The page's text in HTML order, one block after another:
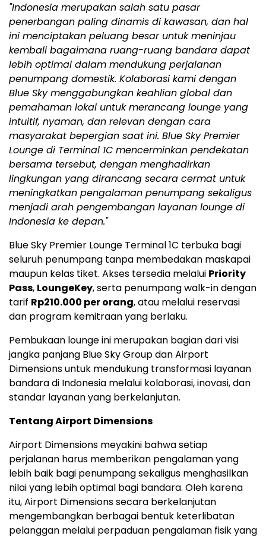
"Indonesia merupakan salah satu pasar
penerbangan paling dinamis di kawasan, dan hal
ini menciptakan peluang besar untuk meninjau
kembali bagaimana ruang-ruang bandara dapat
lebih optimal dalam mendukung perjalanan
penumpang domestik. Kolaborasi kami dengan
Blue Sky menggabungkan keahlian global dan
pemahaman lokal untuk merancang lounge yang
intuitif, nyaman, dan relevan dengan cara
masyarakat bepergian saat ini. Blue Sky Premier
Lounge di Terminal 1C mencerminkan pendekatan
bersama tersebut, dengan menghadirkan
lingkungan yang dirancang secara cermat untuk
meningkatkan pengalaman penumpang sekaligus
menjadi arah pengembangan layanan lounge di
Indonesia ke depan."
Blue Sky Premier Lounge Terminal 1C terbuka bagi
seluruh penumpang tanpa membedakan maskapai
maupun kelas tiket. Akses tersedia melalui Priority
Pass, LoungeKey, serta penumpang walk-in dengan
tarif Rp210.000 per orang, atau melalui reservasi
dan program kemitraan yang berlaku.
Pembukaan lounge ini merupakan bagian dari visi
jangka panjang Blue Sky Group dan Airport
Dimensions untuk mendukung transformasi layanan
bandara di Indonesia melalui kolaborasi, inovasi, dan
standar layanan yang berkelanjutan.
Tentang Airport Dimensions
Airport Dimensions meyakini bahwa setiap
perjalanan harus memberikan pengalaman yang
lebih baik bagi penumpang sekaligus menghasilkan
nilai yang lebih optimal bagi bandara. Oleh karena
itu, Airport Dimensions secara berkelanjutan
mengembangkan berbagai bentuk keterlibatan
pelanggan melalui perpaduan pengalaman fisik yang